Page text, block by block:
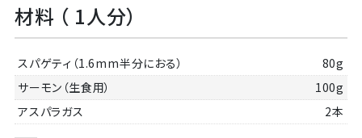
材料 （ 1人分）
スパゲティ（1.6mm半分におる）
80g
サーモン（生食用）
100g
アスパラガス
2本